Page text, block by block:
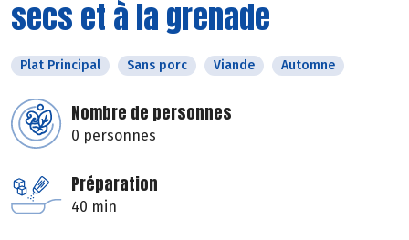
secs et à la grenade
Plat Principal Sans porc Viande Automne
Nombre de personnes
0 personnes
Préparation
40 min